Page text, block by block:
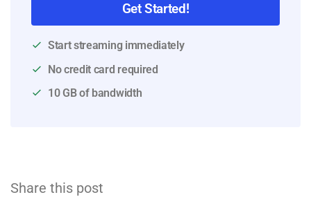
Get Started!
Start streaming immediately
No credit card required
10 GB of bandwidth
Share this post